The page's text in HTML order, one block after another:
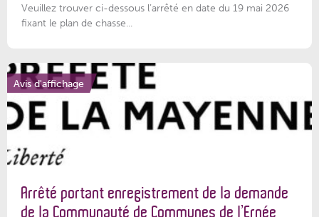
Veuillez trouver ci-dessous l’arrêté en date du 19 mai 2026
fixant le plan de chasse...
Avis d'affichage
Arrêté portant enregistrement de la demande
de la Communauté de Communes de l’Ernée